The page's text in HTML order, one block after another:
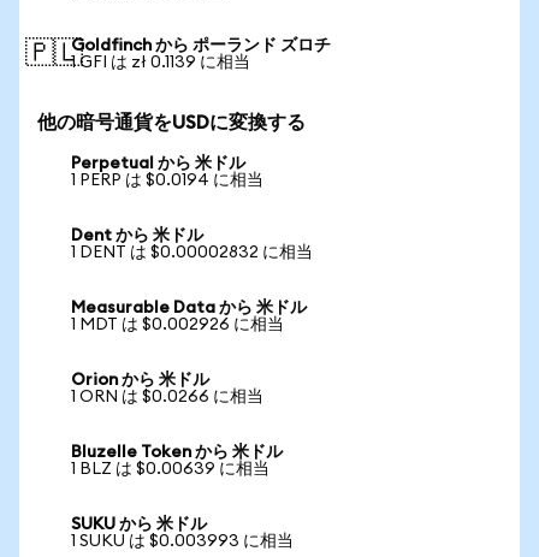
🇵🇱Goldfinch から ポーランド ズロチ
1 GFI は zł 0.1139 に相当
他の暗号通貨をUSDに変換する
Perpetual から 米ドル
1 PERP は $0.0194 に相当
Dent から 米ドル
1 DENT は $0.00002832 に相当
Measurable Data から 米ドル
1 MDT は $0.002926 に相当
Orion から 米ドル
1 ORN は $0.0266 に相当
Bluzelle Token から 米ドル
1 BLZ は $0.00639 に相当
SUKU から 米ドル
1 SUKU は $0.003993 に相当